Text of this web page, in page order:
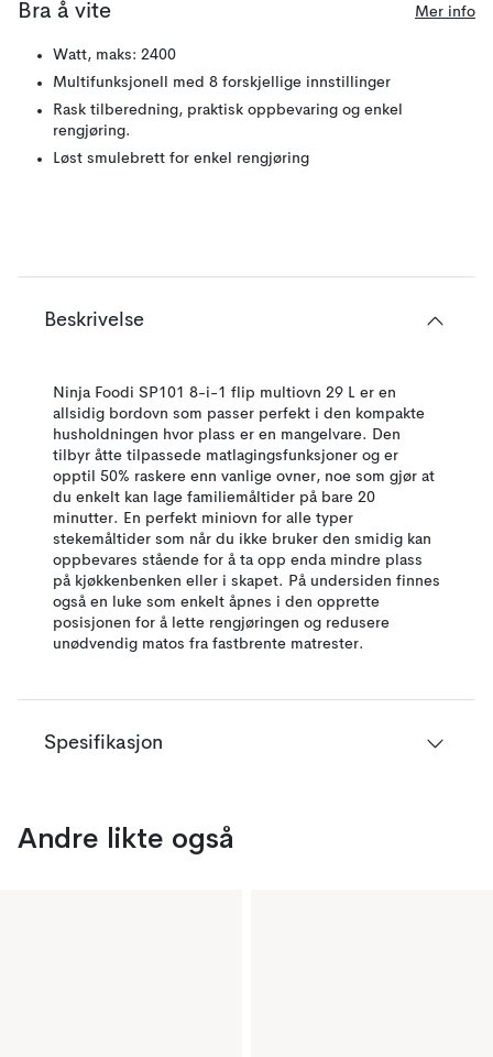
Bra å vite Mer info
Watt, maks: 2400
Multifunksjonell med 8 forskjellige innstillinger
Rask tilberedning, praktisk oppbevaring og enkel
rengjøring.
Løst smulebrett for enkel rengjøring
Beskrivelse
Ninja Foodi SP101 8-i-1 flip multiovn 29 L er en
allsidig bordovn som passer perfekt i den kompakte
husholdningen hvor plass er en mangelvare. Den
tilbyr åtte tilpassede matlagingsfunksjoner og er
opptil 50% raskere enn vanlige ovner, noe som gjør at
du enkelt kan lage familiemåltider på bare 20
minutter. En perfekt miniovn for alle typer
stekemåltider som når du ikke bruker den smidig kan
oppbevares stående for å ta opp enda mindre plass
på kjøkkenbenken eller i skapet. På undersiden finnes
også en luke som enkelt åpnes i den opprette
posisjonen for å lette rengjøringen og redusere
unødvendig matos fra fastbrente matrester.
Spesifikasjon
Andre likte også